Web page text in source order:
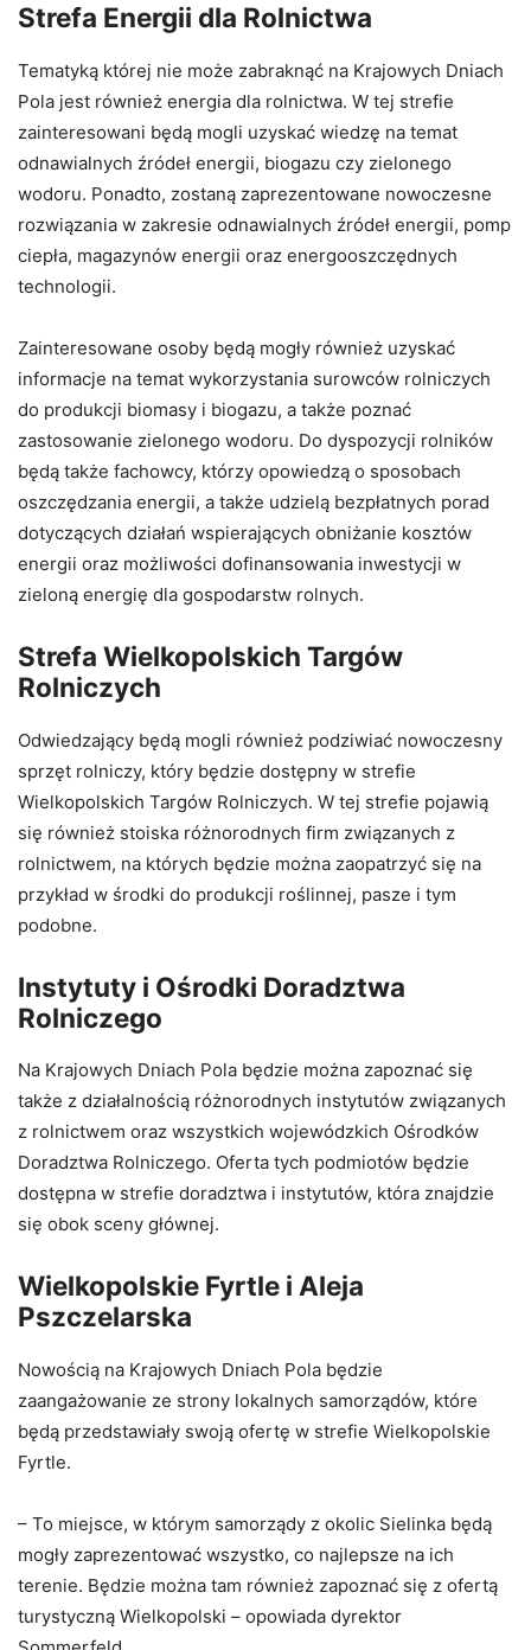
Strefa Energii dla Rolnictwa
Tematyką której nie może zabraknąć na Krajowych Dniach
Pola jest również energia dla rolnictwa. W tej strefie
zainteresowani będą mogli uzyskać wiedzę na temat
odnawialnych źródeł energii, biogazu czy zielonego
wodoru. Ponadto, zostaną zaprezentowane nowoczesne
rozwiązania w zakresie odnawialnych źródeł energii, pomp
ciepła, magazynów energii oraz energooszczędnych
technologii.
Zainteresowane osoby będą mogły również uzyskać
informacje na temat wykorzystania surowców rolniczych
do produkcji biomasy i biogazu, a także poznać
zastosowanie zielonego wodoru. Do dyspozycji rolników
będą także fachowcy, którzy opowiedzą o sposobach
oszczędzania energii, a także udzielą bezpłatnych porad
dotyczących działań wspierających obniżanie kosztów
energii oraz możliwości dofinansowania inwestycji w
zieloną energię dla gospodarstw rolnych.
Strefa Wielkopolskich Targów
Rolniczych
Odwiedzający będą mogli również podziwiać nowoczesny
sprzęt rolniczy, który będzie dostępny w strefie
Wielkopolskich Targów Rolniczych. W tej strefie pojawią
się również stoiska różnorodnych firm związanych z
rolnictwem, na których będzie można zaopatrzyć się na
przykład w środki do produkcji roślinnej, pasze i tym
podobne.
Instytuty i Ośrodki Doradztwa
Rolniczego
Na Krajowych Dniach Pola będzie można zapoznać się
także z działalnością różnorodnych instytutów związanych
z rolnictwem oraz wszystkich wojewódzkich Ośrodków
Doradztwa Rolniczego. Oferta tych podmiotów będzie
dostępna w strefie doradztwa i instytutów, która znajdzie
się obok sceny głównej.
Wielkopolskie Fyrtle i Aleja
Pszczelarska
Nowością na Krajowych Dniach Pola będzie
zaangażowanie ze strony lokalnych samorządów, które
będą przedstawiały swoją ofertę w strefie Wielkopolskie
Fyrtle.
– To miejsce, w którym samorządy z okolic Sielinka będą
mogły zaprezentować wszystko, co najlepsze na ich
terenie. Będzie można tam również zapoznać się z ofertą
turystyczną Wielkopolski – opowiada dyrektor